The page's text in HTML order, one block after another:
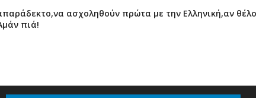
ασχοληθούν πρώτα με την Ελληνική,αν
πιά!